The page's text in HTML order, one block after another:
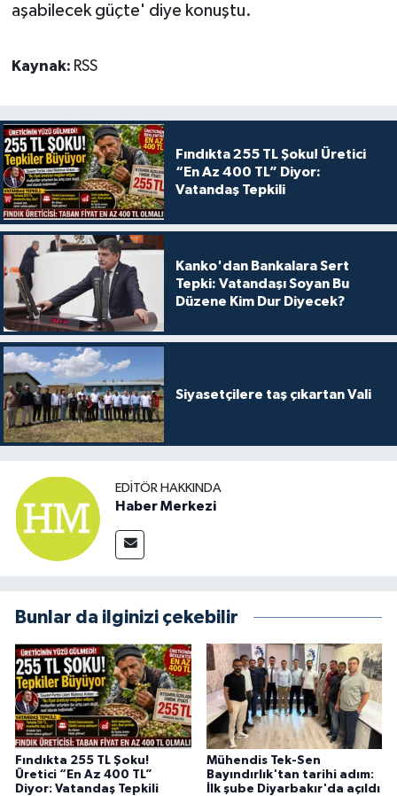
aşabilecek güçte' diye konuştu.
Kaynak: RSS
Fındıkta 255 TL Şoku! Üretici
“En Az 400 TL” Diyor:
Vatandaş Tepkili
Kanko'dan Bankalara Sert
Tepki: Vatandaşı Soyan Bu
Düzene Kim Dur Diyecek?
Siyasetçilere taş çıkartan Vali
EDITÖR HAKKINDA
Haber Merkezi
Bunlar da ilginizi çekebilir
Fındıkta 255 TL Şoku!
Üretici “En Az 400 TL”
Diyor: Vatandaş Tepkili
Mühendis Tek-Sen
Bayındırlık'tan tarihi adım:
İlk şube Diyarbakır'da açıldı